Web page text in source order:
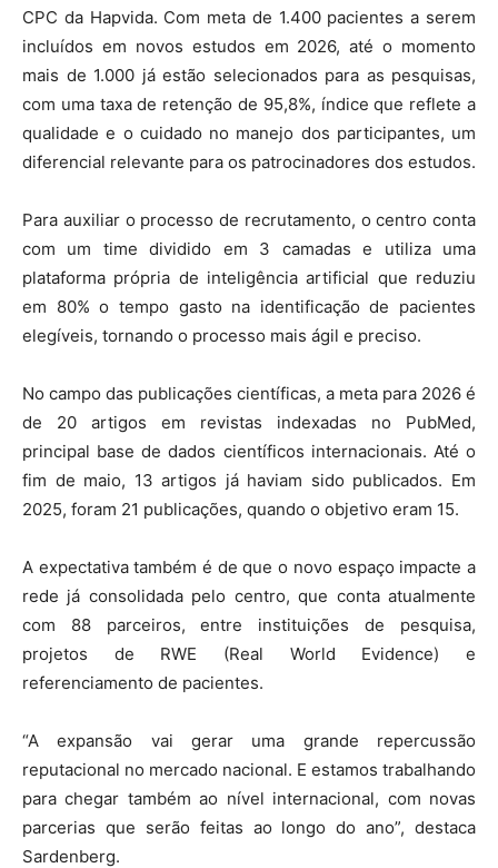
CPC da Hapvida. Com meta de 1.400 pacientes a serem
incluídos em novos estudos em 2026, até o momento
mais de 1.000 já estão selecionados para as pesquisas,
com uma taxa de retenção de 95,8%, índice que reflete a
qualidade e o cuidado no manejo dos participantes, um
diferencial relevante para os patrocinadores dos estudos.
Para auxiliar o processo de recrutamento, o centro conta
com um time dividido em 3 camadas e utiliza uma
plataforma própria de inteligência artificial que reduziu
em 80% o tempo gasto na identificação de pacientes
elegíveis, tornando o processo mais ágil e preciso.
No campo das publicações científicas, a meta para 2026 é
de 20 artigos em revistas indexadas no PubMed,
principal base de dados científicos internacionais. Até o
fim de maio, 13 artigos já haviam sido publicados. Em
2025, foram 21 publicações, quando o objetivo eram 15.
A expectativa também é de que o novo espaço impacte a
rede já consolidada pelo centro, que conta atualmente
com 88 parceiros, entre instituições de pesquisa,
projetos de RWE (Real World Evidence) e
referenciamento de pacientes.
“A expansão vai gerar uma grande repercussão
reputacional no mercado nacional. E estamos trabalhando
para chegar também ao nível internacional, com novas
parcerias que serão feitas ao longo do ano”, destaca
Sardenberg.